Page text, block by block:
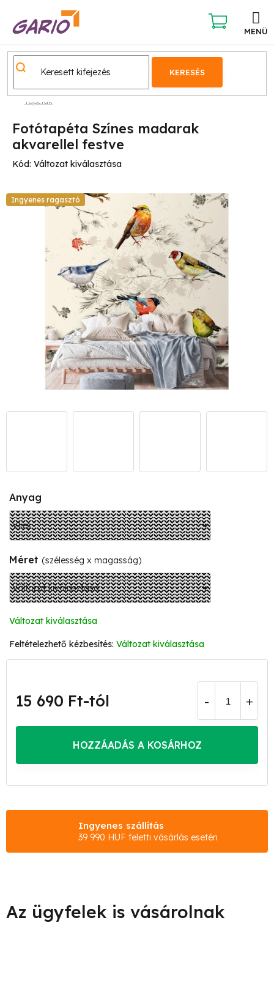
KERESÉS
KOSÁR
Tapéták
Fotótapéta Színes madarak
akvarellel festve
Kód: Változat kiválasztása
Ingyenes ragasztó
Anyag
Méret (szélesség x magasság)
Változat kiválasztása
Változat kiválasztása
15 690 Ft-tól
HOZZÁADÁS A KOSÁRHOZ
Ingyenes szállítás
39 990 HUF feletti vásárlás esetén